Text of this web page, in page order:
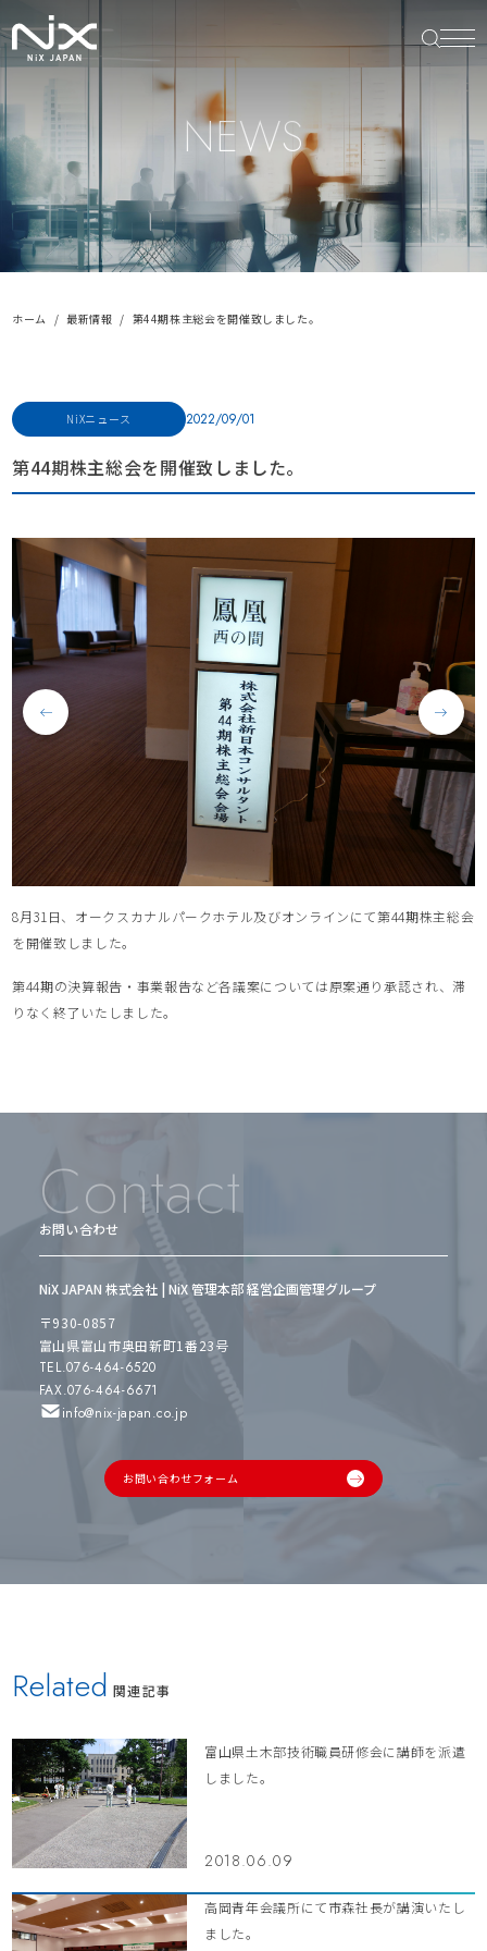
NEWS
ホーム 最新情報 第44期株主総会を開催致しました。
NiXニュース 2022/09/01
第44期株主総会を開催致しました。
8月31日、オークスカナルパークホテル及びオンラインにて第44期株主総会
を開催致しました。
第44期の決算報告・事業報告など各議案については原案通り承認され、滞
りなく終了いたしました。
Contact
お問い合わせ
NiX JAPAN 株式会社 | NiX 管理本部 経営企画管理グループ
〒930-0857
富山県富山市奥田新町1番23号
TEL.076-464-6520
FAX.076-464-6671
info@nix-japan.co.jp
お問い合わせフォーム
Related 関連記事
富山県土木部技術職員研修会に講師を派遣
しました。
2018.06.09
高岡青年会議所にて市森社長が講演いたし
ました。